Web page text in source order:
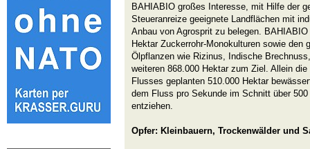
BAHIABIO großes Interesse, mit Hilfe der
Steueranreize geeignete Landflächen mit
Anbau von Agrosprit zu belegen.
Hektar Zuckerrohr-Monokulturen sowie den
Ölpflanzen wie Rizinus, Indische
weiteren 868.000 Hektar zum Ziel. Allein
Flusses geplanten 510.000 Hektar
dem Fluss pro Sekunde im Schnitt über
entziehen.
Opfer: Kleinbauern, Trockenwälder und